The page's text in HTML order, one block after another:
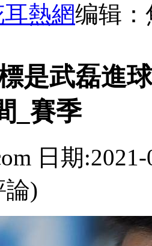
熱網编辑：
標是武磊
_賽季
日期
論)